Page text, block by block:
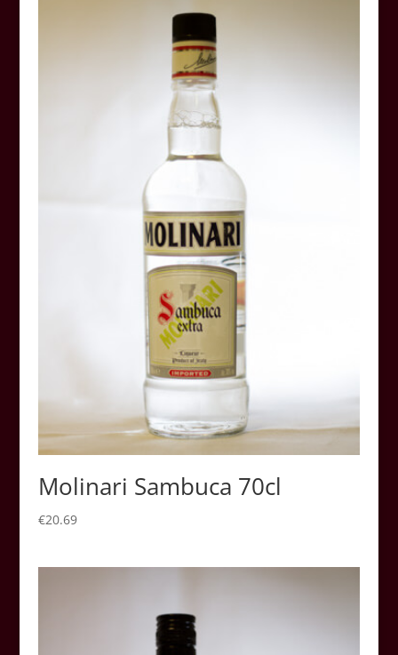
Molinari Sambuca 70cl
€20.69